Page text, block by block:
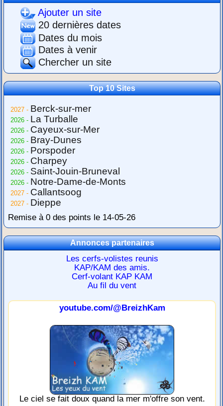
Ajouter un site
20 dernières dates
Dates du mois
Dates à venir
Chercher un site
Top 10 Sites
2027 - Berck-sur-mer
2026 - La Turballe
2026 - Cayeux-sur-Mer
2026 - Bray-Dunes
2026 - Porspoder
2026 - Charpey
2026 - Saint-Jouin-Bruneval
2026 - Notre-Dame-de-Monts
2027 - Callantsoog
2027 - Dieppe
Remise à 0 des points le 14-05-26
Annonces partenaires
Les cerfs-volistes reunis
KAP/KAM des amis.
Cerf-volant KAP KAM
Au fil du vent
youtube.com/@BreizhKam
Le ciel se fait doux quand la mer m'offre son vent.